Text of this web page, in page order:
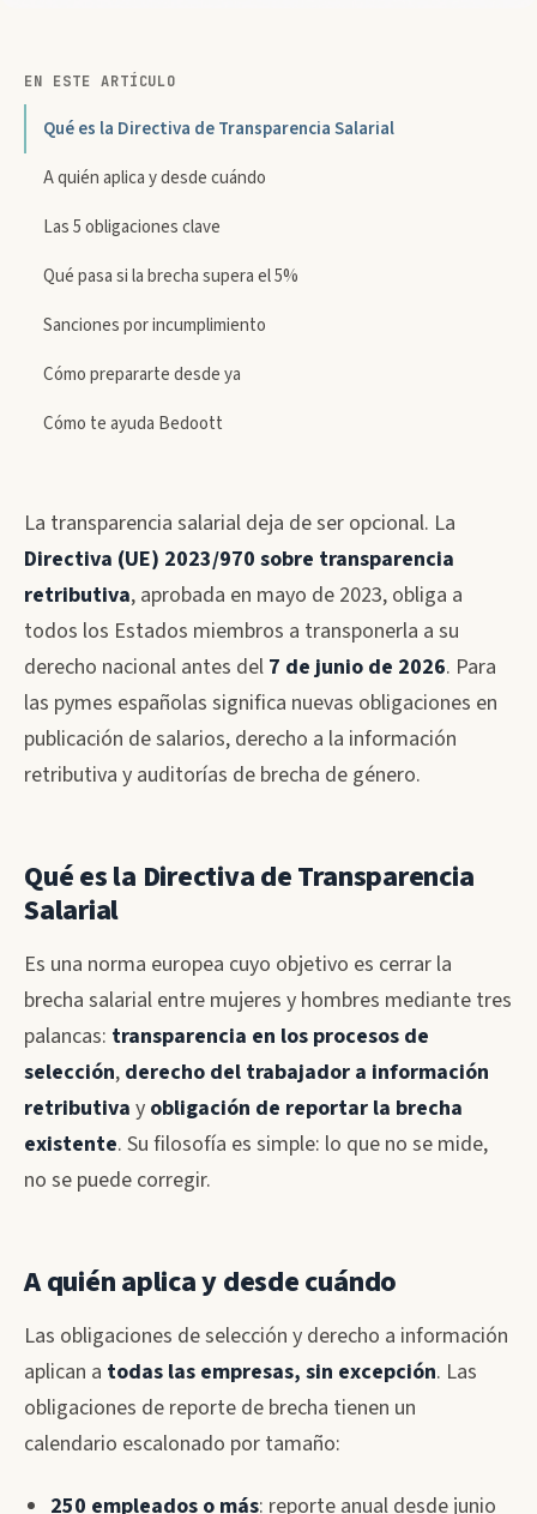
EN ESTE ARTÍCULO
Qué es la Directiva de Transparencia Salarial
A quién aplica y desde cuándo
Las 5 obligaciones clave
Qué pasa si la brecha supera el 5%
Sanciones por incumplimiento
Cómo prepararte desde ya
Cómo te ayuda Bedoott
La transparencia salarial deja de ser opcional. La
Directiva (UE) 2023/970 sobre transparencia
retributiva, aprobada en mayo de 2023, obliga a
todos los Estados miembros a transponerla a su
derecho nacional antes del 7 de junio de 2026. Para
las pymes españolas significa nuevas obligaciones en
publicación de salarios, derecho a la información
retributiva y auditorías de brecha de género.
Qué es la Directiva de Transparencia
Salarial
Es una norma europea cuyo objetivo es cerrar la
brecha salarial entre mujeres y hombres mediante tres
palancas: transparencia en los procesos de
selección, derecho del trabajador a información
retributiva y obligación de reportar la brecha
existente. Su filosofía es simple: lo que no se mide,
no se puede corregir.
A quién aplica y desde cuándo
Las obligaciones de selección y derecho a información
aplican a todas las empresas, sin excepción. Las
obligaciones de reporte de brecha tienen un
calendario escalonado por tamaño:
250 empleados o más: reporte anual desde junio